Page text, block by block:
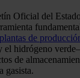
Oficial del
de
el hidrógeno
de
gasista.